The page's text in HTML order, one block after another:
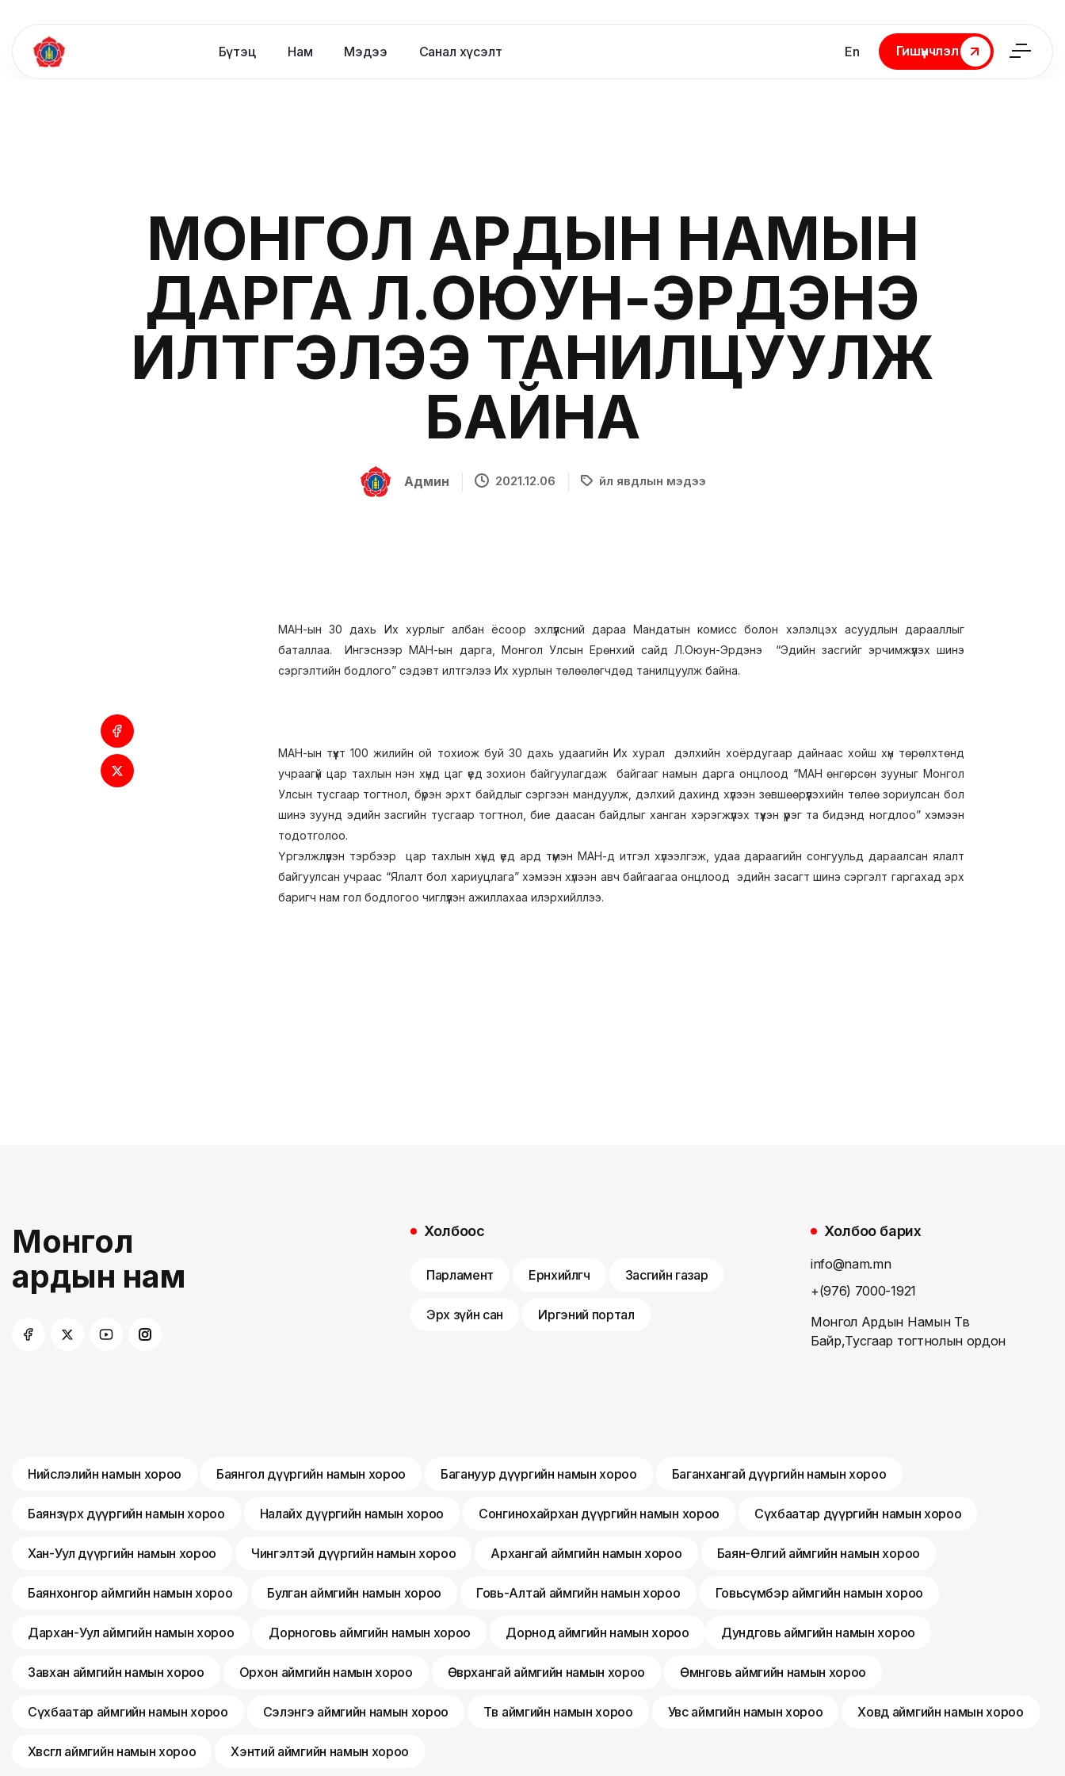
Бүтэц Нам Мэдээ Санал хүсэлт En
Гишүүнчлэл
Гишүүнчлэл
МОНГОЛ АРДЫН НАМЫН
ДАРГА Л.ОЮУН-ЭРДЭНЭ
ИЛТГЭЛЭЭ ТАНИЛЦУУЛЖ
БАЙНА
Админ 2021.12.06 Үйл явдлын мэдээ
МАН-ын 30 дахь Их хурлыг албан ёсоор эхлүүлсний дараа Мандатын комисс болон хэлэлцэх асуудлын дарааллыг
баталлаа. Ингэснээр МАН-ын дарга, Монгол Улсын Ерөнхий сайд Л.Оюун-Эрдэнэ “Эдийн засгийг эрчимжүүлэх шинэ
сэргэлтийн бодлого” сэдэвт илтгэлээ Их хурлын төлөөлөгчдөд танилцуулж байна.
МАН-ын түүхт 100 жилийн ой тохиож буй 30 дахь удаагийн Их хурал дэлхийн хоёрдугаар дайнаас хойш хүн төрөлхтөнд
учраагүй цар тахлын нэн хүнд цаг үед зохион байгуулагдаж байгааг намын дарга онцлоод “МАН өнгөрсөн зууныг Монгол
Улсын тусгаар тогтнол, бүрэн эрхт байдлыг сэргээн мандуулж, дэлхий дахинд хүлээн зөвшөөрүүлэхийн төлөө зориулсан бол
шинэ зуунд эдийн засгийн тусгаар тогтнол, бие даасан байдлыг ханган хэрэгжүүлэх түүхэн үүрэг та бидэнд ногдлоо” хэмээн
тодотголоо.
Үргэлжлүүлэн тэрбээр цар тахлын хүнд үед ард түмэн МАН-д итгэл хүлээлгэж, удаа дараагийн сонгуульд дараалсан ялалт
байгуулсан учраас “Ялалт бол хариуцлага” хэмээн хүлээн авч байгаагаа онцлоод эдийн засагт шинэ сэргэлт гаргахад эрх
баригч нам гол бодлогоо чиглүүлэн ажиллахаа илэрхийллээ.
Монгол
ардын нам
Холбоос
Парламент Ерөнхийлөгч Засгийн газар
Эрх зүйн сан Иргэний портал
Холбоо барих
info@nam.mn
+(976) 7000-1921
Монгол Ардын Намын Төв
Байр,Тусгаар тогтнолын ордон
Нийслэлийн намын хороо Баянгол дүүргийн намын хороо Багануур дүүргийн намын хороо Баганхангай дүүргийн намын хороо
Баянзүрх дүүргийн намын хороо Налайх дүүргийн намын хороо Сонгинохайрхан дүүргийн намын хороо Сүхбаатар дүүргийн намын хороо
Хан-Уул дүүргийн намын хороо Чингэлтэй дүүргийн намын хороо Архангай аймгийн намын хороо Баян-Өлгий аймгийн намын хороо
Баянхонгор аймгийн намын хороо Булган аймгийн намын хороо Говь-Алтай аймгийн намын хороо Говьсүмбэр аймгийн намын хороо
Дархан-Уул аймгийн намын хороо Дорноговь аймгийн намын хороо Дорнод аймгийн намын хороо Дундговь аймгийн намын хороо
Завхан аймгийн намын хороо Орхон аймгийн намын хороо Өвөрхангай аймгийн намын хороо Өмнөговь аймгийн намын хороо
Сүхбаатар аймгийн намын хороо Сэлэнгэ аймгийн намын хороо Төв аймгийн намын хороо Увс аймгийн намын хороо Ховд аймгийн намын хороо
Хөвсгөл аймгийн намын хороо Хэнтий аймгийн намын хороо